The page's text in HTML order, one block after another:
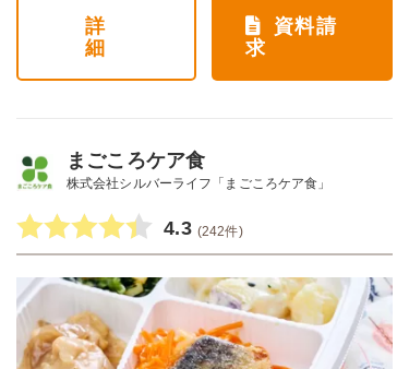
詳
細
資料請
求
まごころケア食
株式会社シルバーライフ「まごころケア食」
4.3 (242件)